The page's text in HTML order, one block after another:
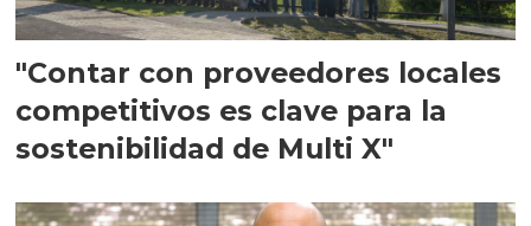
"Contar con proveedores locales
competitivos es clave para la
sostenibilidad de Multi X"